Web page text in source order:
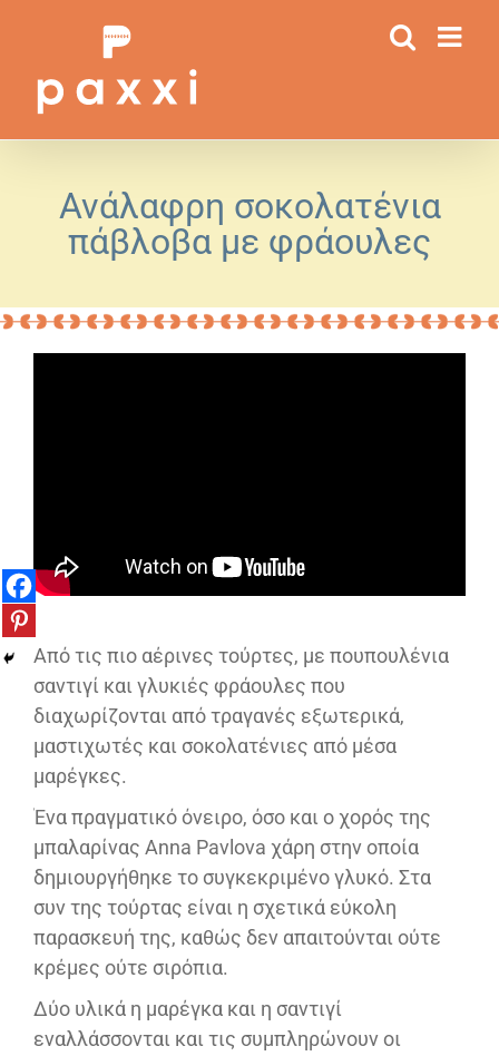
περιεχόμενο
Ανάλαφρη σοκολατένια
πάβλοβα με φράουλες
Από τις πιο αέρινες τούρτες, με πουπουλένια
σαντιγί και γλυκιές φράουλες που
διαχωρίζονται από τραγανές εξωτερικά,
μαστιχωτές και σοκολατένιες από μέσα
μαρέγκες.
Ένα πραγματικό όνειρο, όσο και ο χορός της
μπαλαρίνας Anna Pavlova χάρη στην οποία
δημιουργήθηκε το συγκεκριμένο γλυκό. Στα
συν της τούρτας είναι η σχετικά εύκολη
παρασκευή της, καθώς δεν απαιτούνται ούτε
κρέμες ούτε σιρόπια.
Δύο υλικά η μαρέγκα και η σαντιγί
εναλλάσσονται και τις συμπληρώνουν οι